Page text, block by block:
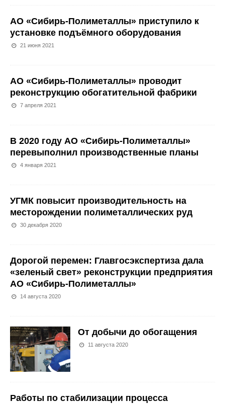
АО «Сибирь-Полиметаллы» приступило к
установке подъёмного оборудования
21 июня 2021
АО «Сибирь-Полиметаллы» проводит
реконструкцию обогатительной фабрики
7 апреля 2021
В 2020 году АО «Сибирь-Полиметаллы»
перевыполнил производственные планы
4 января 2021
УГМК повысит производительность на
месторождении полиметаллических руд
30 декабря 2020
Дорогой перемен: Главгосэкспертиза дала
«зеленый свет» реконструкции предприятия
АО «Сибирь-Полиметаллы»
14 августа 2020
От добычи до обогащения
11 августа 2020
Работы по стабилизации процесса